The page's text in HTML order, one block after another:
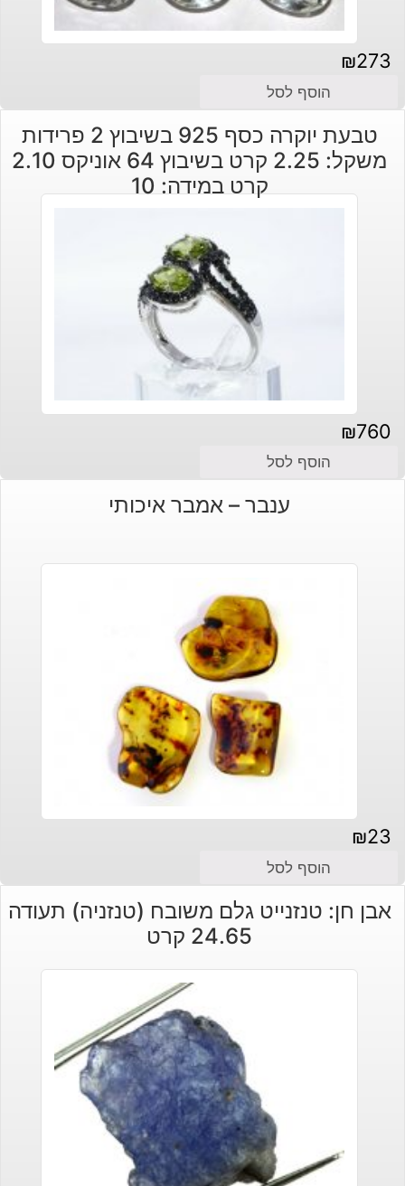
₪273
הוסף לסל
טבעת יוקרה כסף 925 בשיבוץ 2 פרידות
משקל: 2.25 קרט בשיבוץ 64 אוניקס 2.10
קרט במידה: 10
₪760
הוסף לסל
ענבר – אמבר איכותי
₪23
הוסף לסל
אבן חן: טנזנייט גלם משובח (טנזניה) תעודה
24.65 קרט